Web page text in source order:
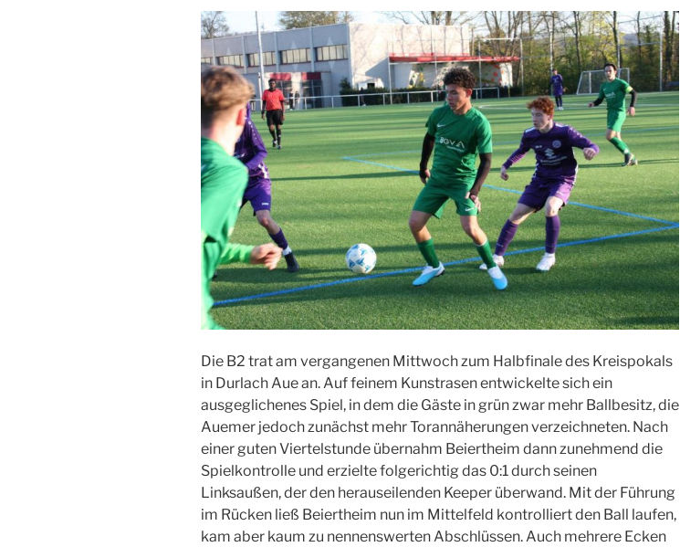
Die B2 trat am vergangenen Mittwoch zum Halbfinale des Kreispokals
in Durlach Aue an. Auf feinem Kunstrasen entwickelte sich ein
ausgeglichenes Spiel, in dem die Gäste in grün zwar mehr Ballbesitz, die
Auemer jedoch zunächst mehr Torannäherungen verzeichneten. Nach
einer guten Viertelstunde übernahm Beiertheim dann zunehmend die
Spielkontrolle und erzielte folgerichtig das 0:1 durch seinen
Linksaußen, der den herauseilenden Keeper überwand. Mit der Führung
im Rücken ließ Beiertheim nun im Mittelfeld kontrolliert den Ball laufen,
kam aber kaum zu nennenswerten Abschlüssen. Auch mehrere Ecken